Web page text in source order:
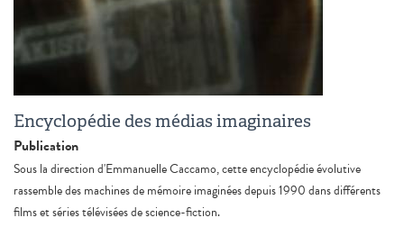
Encyclopédie des médias imaginaires
Publication
Sous la direction d'Emmanuelle Caccamo, cette encyclopédie évolutive
rassemble des machines de mémoire imaginées depuis 1990 dans différents
films et séries télévisées de science-fiction.